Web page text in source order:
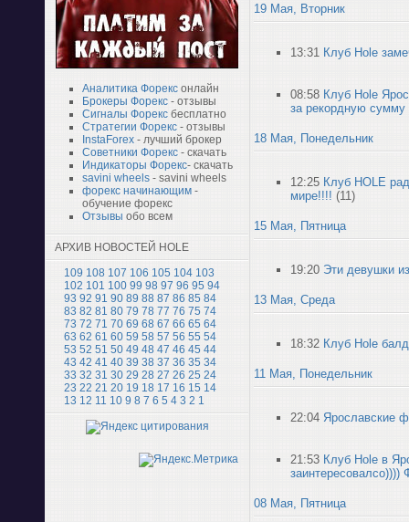
Аналитика Форекс онлайн
Брокеры Форекс - отзывы
Сигналы Форекс бесплатно
Стратегии Форекс - отзывы
InstaForex - лучший брокер
Советники Форекс - скачать
Индикаторы Форекс- скачать
savini wheels - savini wheels
форекс начинающим -
обучение форекс
Отзывы обо всем
АРХИВ НОВОСТЕЙ HOLE
109 108 107 106 105 104 103
102 101 100 99 98 97 96 95 94
93 92 91 90 89 88 87 86 85 84
83 82 81 80 79 78 77 76 75 74
73 72 71 70 69 68 67 66 65 64
63 62 61 60 59 58 57 56 55 54
53 52 51 50 49 48 47 46 45 44
43 42 41 40 39 38 37 36 35 34
33 32 31 30 29 28 27 26 25 24
23 22 21 20 19 18 17 16 15 14
13 12 11 10 9 8 7 6 5 4 3 2 1
19 Мая, Вторник
13:31 Клуб Hole
08:58 Клуб Hole
за рекордную сумму
18 Мая, Понедельник
12:25 Клуб HOLE
мире!!!! (11)
15 Мая, Пятница
19:20 Эти девушки
13 Мая, Среда
18:32 Клуб Hole
11 Мая, Понедельник
22:04 Ярославские
21:53 Клуб Hole в
08 Мая, Пятница